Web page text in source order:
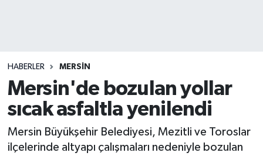
HABERLER MERSIN
Mersin'de bozulan yollar
sıcak asfaltla yenilendi
Mersin Büyükşehir Belediyesi, Mezitli ve Toroslar
ilçelerinde altyapı çalışmaları nedeniyle bozulan